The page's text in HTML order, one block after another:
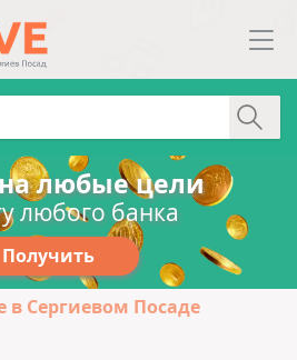
любые цели
любого банка
Получить
в Сергиевом Посаде